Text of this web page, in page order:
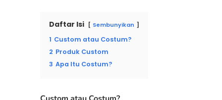
Daftar Isi Sembunyikan
1 Custom atau Costum?
2 Produk Custom
3 Apa Itu Costum?